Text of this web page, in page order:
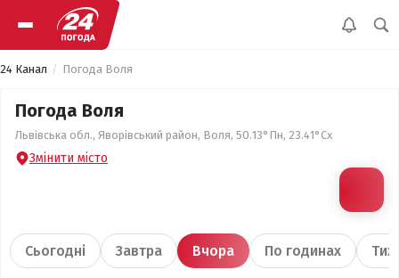
24 Канал Погода Воля
Погода Воля
Львівська обл., Яворівський район, Воля, 50.13°Пн, 23.41°Сх
Змінити місто
Сьогодні Завтра Вчора По годинах